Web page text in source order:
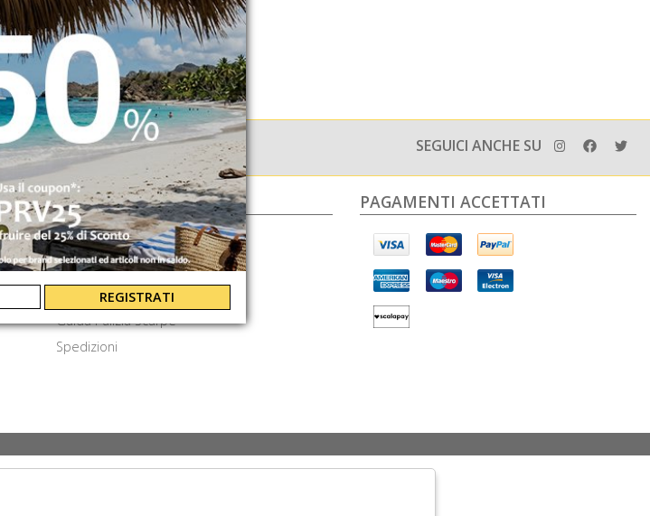
SEGUICI ANCHE SU
EXTRA
Cookie e privacy
Termini e Condizioni
Lavora Con Noi
Guida Pulizia Scarpe
Spedizioni
PAGAMENTI ACCETTATI
REGISTRATI